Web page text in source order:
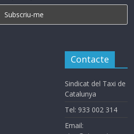
Contacte
Sindicat del Taxi de
Catalunya
Tel: 933 002 314
Email: